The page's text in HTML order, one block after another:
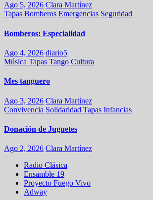
Ago 5, 2026 Clara Martínez
Tapas Bomberos Emergencias Seguridad
Bomberos: Especialidad
Ago 4, 2026 diario5
Música Tapas Tango Cultura
Mes tanguero
Ago 3, 2026 Clara Martínez
Convivencia Solidaridad Tapas Infancias
Donación de Juguetes
Ago 2, 2026 Clara Martínez
Radio Clásica
Ensamble 19
Proyecto Fuego Vivo
Adway